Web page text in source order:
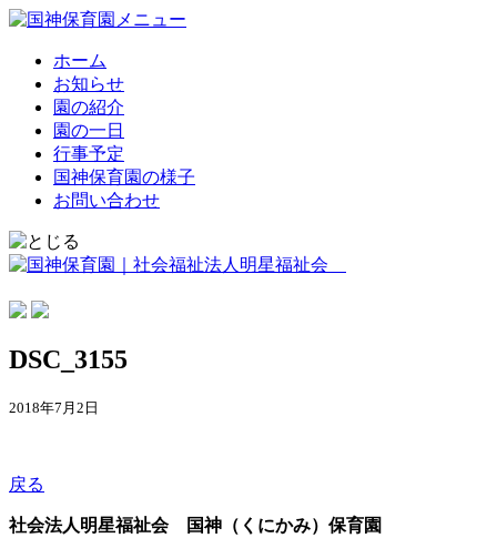
ホーム
お知らせ
園の紹介
園の一日
行事予定
国神保育園の様子
お問い合わせ
DSC_3155
2018年7月2日
戻る
社会法人明星福祉会 国神（くにかみ）保育園